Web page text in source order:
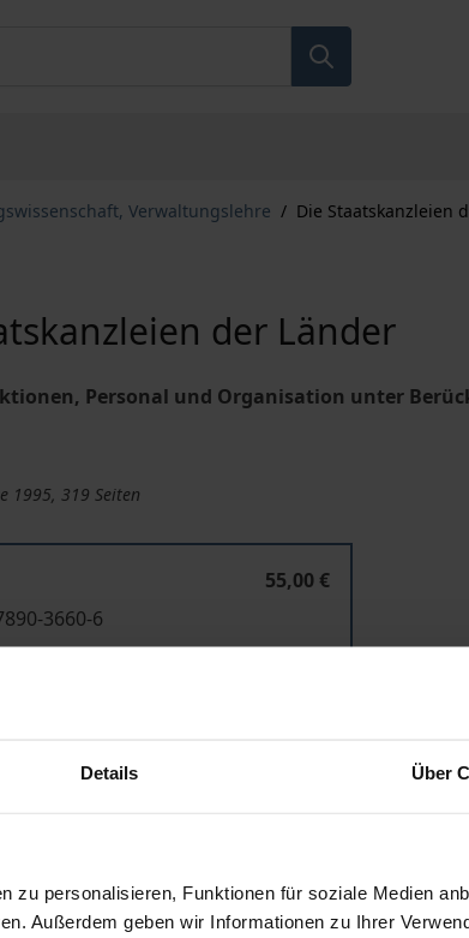
Details Über
zu personalisieren, Funktionen für soziale Medien
Außerdem geben wir Informationen zu Ihrer
Verwaltungslehre / Die Staatskanzleien
der Länder
Personal und Organisation unter
1995, 319 Seiten
55,00 €
3660-6
Angaben